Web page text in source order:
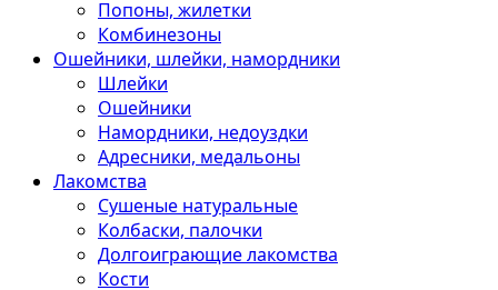
Попоны, жилетки
Комбинезоны
Ошейники, шлейки, намордники
Шлейки
Ошейники
Намордники, недоуздки
Адресники, медальоны
Лакомства
Сушеные натуральные
Колбаски, палочки
Долгоиграющие лакомства
Кости